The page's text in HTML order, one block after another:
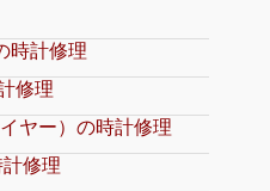
時計修理
修理
ヤー）の時計修理
修理